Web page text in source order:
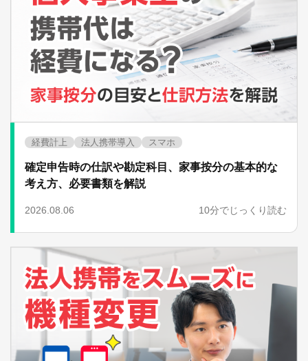
経費計上 法人携帯導入 スマホ
確定申告時の仕訳や勘定科目、家事按分の基本的な
考え方、必要書類を解説
2026.08.06 10分でじっくり読む